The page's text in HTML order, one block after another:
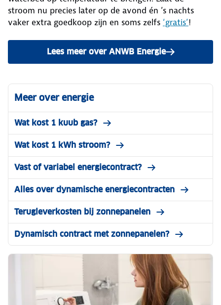
stroom nu precies later op de avond én ’s nachts
vaker extra goedkoop zijn en soms zelfs ‘gratis’!
Lees meer over ANWB Energie
Meer over energie
Wat kost 1 kuub gas?
Wat kost 1 kWh stroom?
Vast of variabel energiecontract?
Alles over dynamische energiecontracten
Terugleverkosten bij zonnepanelen
Dynamisch contract met zonnepanelen?